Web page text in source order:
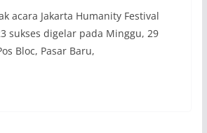
acara Jakarta Humanity Festival
sukses digelar pada Minggu, 29
Bloc, Pasar Baru,